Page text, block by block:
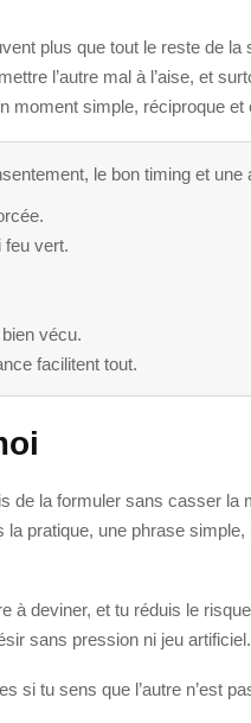
plus que tout le reste de
l’autre mal à l’aise, et
moment simple, réciproque
le bon timing et une
feu vert.
vécu.
facilitent tout.
de la formuler sans casser
pratique, une phrase
à deviner, et tu réduis le
sans pression ni jeu artificiel.
tu sens que l’autre n’est